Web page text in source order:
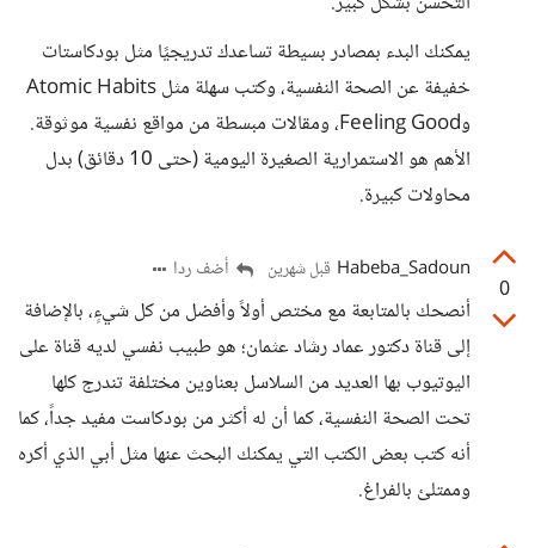
يمكنك البدء بمصادر بسيطة تساعدك تدريجيًا مثل بودكاستات
خفيفة عن الصحة النفسية، وكتب سهلة مثل Atomic Habits
وFeeling Good، ومقالات مبسطة من مواقع نفسية موثوقة.
الأهم هو الاستمرارية الصغيرة اليومية (حتى 10 دقائق) بدل
محاولات كبيرة.
0
Habeba_Sadoun قبل شهرين أضف ردا
أنصحك بالمتابعة مع مختص أولاً وأفضل من كل شيءٍ، بالإضافة
إلى قناة دكتور عماد رشاد عثمان؛ هو طبيب نفسي لديه قناة على
اليوتيوب بها العديد من السلاسل بعناوين مختلفة تندرج كلها
تحت الصحة النفسية، كما أن له أكثر من بودكاست مفيد جداً، كما
أنه كتب بعض الكتب التي يمكنك البحث عنها مثل أبي الذي أكره
وممتلئ بالفراغ.